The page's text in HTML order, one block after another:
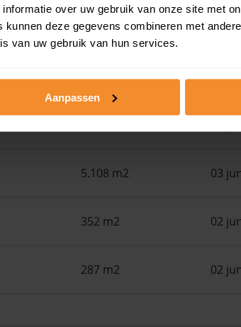
over uw gebruik van onze site met
deze gegevens combineren met
van uw gebruik van hun services.
Aanpassen
Perceel
290 m2 15
5.108 m2 03
352 m2 02
287 m2 02